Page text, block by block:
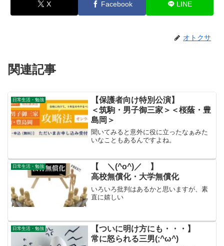
X Facebook LINE
オトクサ
関連記事
日常生活・勉強
【保護者向け特別公演】
＜筑駒・男子御三家＞＜桜蔭・豊
島岡＞
聞いてみると意外に役に立ったなぁみた
いなこともあるんですよね。
日常生活・勉強
【 ＼(^o^)／ 】
高校無償化・大学無償化
いろいろ批判はあるかと思いますが、素
直に嬉しい
日常生活・勉強
【ついに明け方にも・・・】
常に怒られる三男(;^ω^)